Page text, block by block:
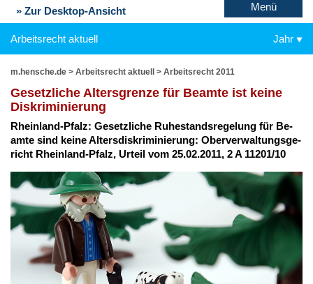
» Zur Desktop-Ansicht Menü
Arbeitsrecht aktuell Jahr
m.hensche.de > Arbeitsrecht aktuell > Arbeitsrecht 2011
Ge­setz­li­che Al­ters­gren­ze für Be­am­te ist kei­ne
Dis­kri­mi­nie­rung
Rhein­land-Pfalz: Ge­setz­li­che Ru­he­stands­re­ge­lung für Be­
am­te sind kei­ne Al­ters­dis­kri­mi­nie­rung: Ober­ver­wal­tungs­ge­
richt Rhein­land-Pfalz, Ur­teil vom 25.02.2011, 2 A 11201/10